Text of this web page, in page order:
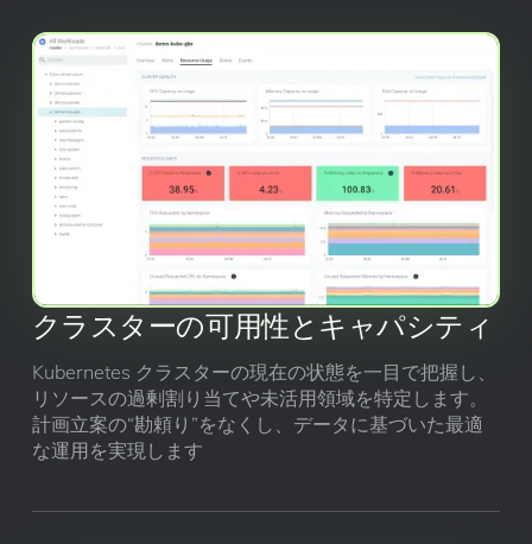
クラスターの可用性とキャパシティ
Kubernetes クラスターの現在の状態を一目で把握し、
リソースの過剰割り当てや未活用領域を特定します。
計画立案の“勘頼り”をなくし、データに基づいた最適
な運用を実現します